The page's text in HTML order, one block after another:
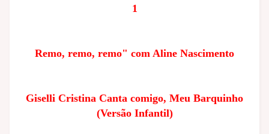
1
Remo, remo, remo" com Aline Nascimento
Giselli Cristina Canta comigo, Meu Barquinho
(Versão Infantil)